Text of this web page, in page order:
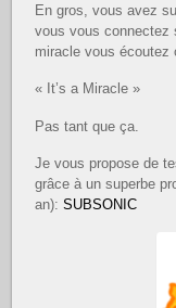
En gros, vous avez
vous vous connectez
miracle vous écoutez
« It’s a Miracle »
Pas tant que ça.
Je vous propose de
grâce à un superbe
an):SUBSONIC